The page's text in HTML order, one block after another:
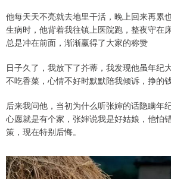
他每天天不亮就去地里干活，晚上回来再累
生病时，他背着我往镇上医院跑，整夜守在
总是冲在前面，渐渐赢得了大家的称赞
日子久了，我放下了芥蒂，我发现他虽年纪
不吃香菜，心情不好时默默陪我倾诉，挣的
后来我问他，当初为什么听张婶的话隐瞒年
心愿就是有个家，张婶说我是好姑娘，他怕
策，现在特别后悔。